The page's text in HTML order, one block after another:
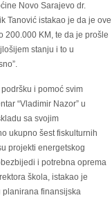
Novo Sarajevo dr.
Tanović istakao je da je ove
200.000 KM, te da je prošle
stanju i to u
i pomoć svim
“Vladimir Nazor” u
sa svojim
ukupno šest fiskulturnih
projekti energetskog
i potrebna oprema
škola, istakao je
planirana finansijska